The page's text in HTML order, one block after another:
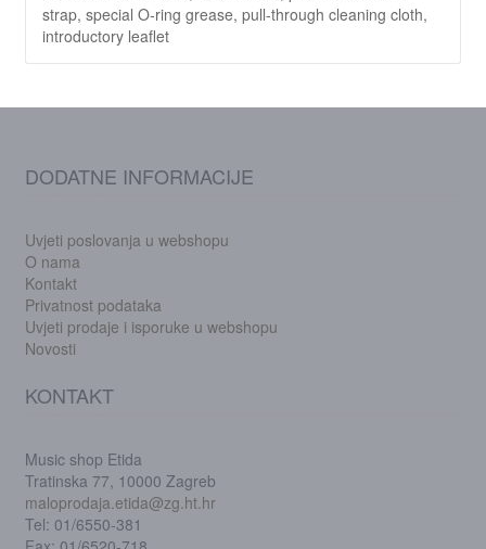
strap, special O-ring grease, pull-through cleaning cloth,
introductory leaflet
DODATNE INFORMACIJE
Uvjeti poslovanja u webshopu
O nama
Kontakt
Privatnost podataka
Uvjeti prodaje i isporuke u webshopu
Novosti
KONTAKT
Music shop Etida
Tratinska 77, 10000 Zagreb
maloprodaja.etida@zg.ht.hr
Tel: 01/6550-381